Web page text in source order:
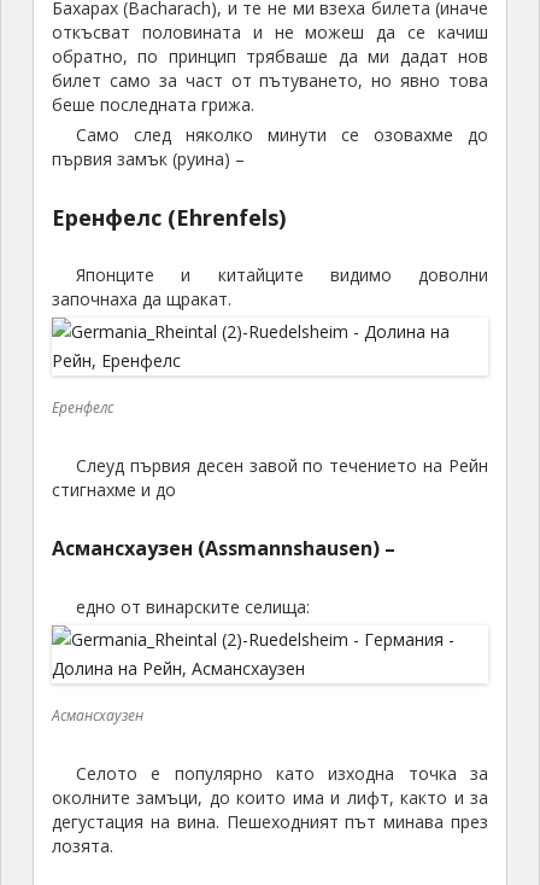
Бахарах (Bacharach), и те не ми взеха билета (иначе
откъсват половината и не можеш да се качиш
обратно, по принцип трябваше да ми дадат нов
билет само за част от пътуването, но явно това
беше последната грижа.
Само след няколко минути се озовахме до
първия замък (руина) –
Еренфелс (Ehrenfels)
Японците и китайците видимо доволни
започнаха да щракат.
Еренфелс
Слеуд първия десен завой по течението на Рейн
стигнахме и до
Асмансхаузен (Assmannshausen) –
едно от винарските селища:
Асмансхаузен
Селото е популярно като изходна точка за
околните замъци, до които има и лифт, както и за
дегустация на вина. Пешеходният път минава през
лозята.